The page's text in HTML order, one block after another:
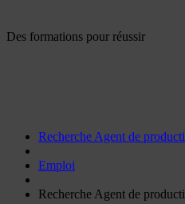
Des formations pour réussir
Recherche Agent de
Emploi
Recherche Agent de